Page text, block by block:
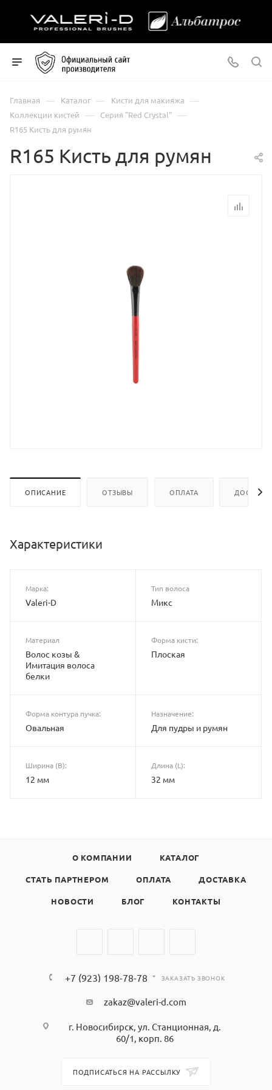
Главная — Каталог — Кисти для макияжа —
Коллекции кистей — Серия "Red Crystal" —
R165 Кисть для румян
R165 Кисть для румян
ОПИСАНИЕ ОТЗЫВЫ ОПЛАТА
Характеристики
Марка:
Valeri-D
Тип волоса
Микс
Материал
Волос козы &
Имитация волоса
белки
Форма кисти:
Плоская
Форма контура пучка:
Овальная
Назначение:
Для пудры и румян
Ширина (B):
12 мм
Длина (L):
32 мм
О КОМПАНИИ КАТАЛОГ
СТАТЬ ПАРТНЕРОМ ОПЛАТА ДОСТАВКА
НОВОСТИ БЛОГ КОНТАКТЫ
+7 (923) 198-78-78 ЗАКАЗАТЬ ЗВОНОК
zakaz@valeri-d.com
г. Новосибирск, ул. Станционная, д.
60/1, корп. 86
ПОДПИСАТЬСЯ НА РАССЫЛКУ